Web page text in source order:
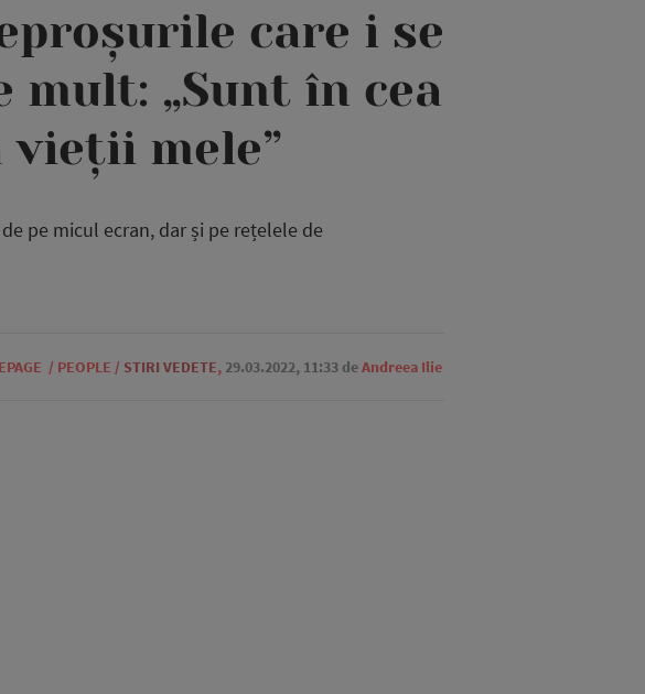
care i se
mult: „Sunt în cea
vieții mele”
pe micul ecran, dar și pe rețelele de
/ PEOPLE / STIRI VEDETE, 29.03.2022, 11:33 deAndreea Ilie